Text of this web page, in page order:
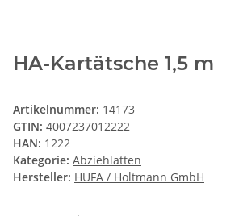
HA-Kartätsche 1,5 m
Artikelnummer: 14173
GTIN: 4007237012222
HAN: 1222
Kategorie: Abziehlatten
Hersteller: HUFA / Holtmann GmbH